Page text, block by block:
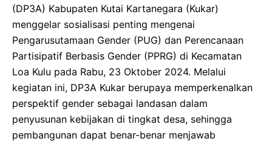
(DP3A) Kabupaten Kutai Kartanegara (Kukar)
menggelar sosialisasi penting mengenai
Pengarusutamaan Gender (PUG) dan Perencanaan
Partisipatif Berbasis Gender (PPRG) di Kecamatan
Loa Kulu pada Rabu, 23 Oktober 2024. Melalui
kegiatan ini, DP3A Kukar berupaya memperkenalkan
perspektif gender sebagai landasan dalam
penyusunan kebijakan di tingkat desa, sehingga
pembangunan dapat benar-benar menjawab